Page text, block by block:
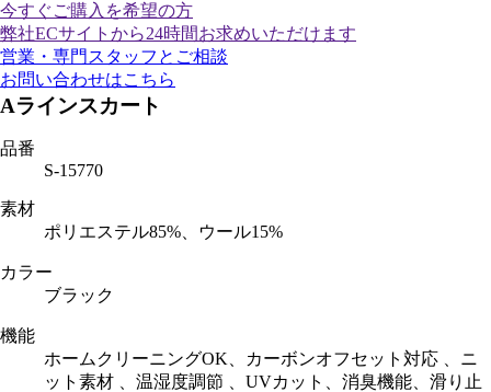
今すぐご購入 を希望の方
弊社ECサイトから24時間お求めいただけます
営業・専門スタッフとご相談
お問い合わせはこちら
Aラインスカート
品番
S-15770
素材
ポリエステル85%、ウール15%
カラー
ブラック
機能
ホームクリーニングOK、カーボンオフセット対応 、ニ
ット素材 、温湿度調節 、UVカット、消臭機能、滑り止